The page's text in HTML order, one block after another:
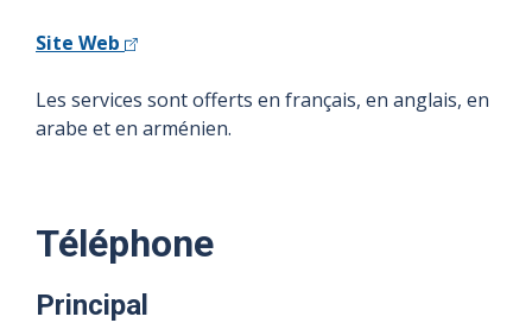
Site Web
Les services sont offerts en français, en anglais, en
arabe et en arménien.
Téléphone
Principal